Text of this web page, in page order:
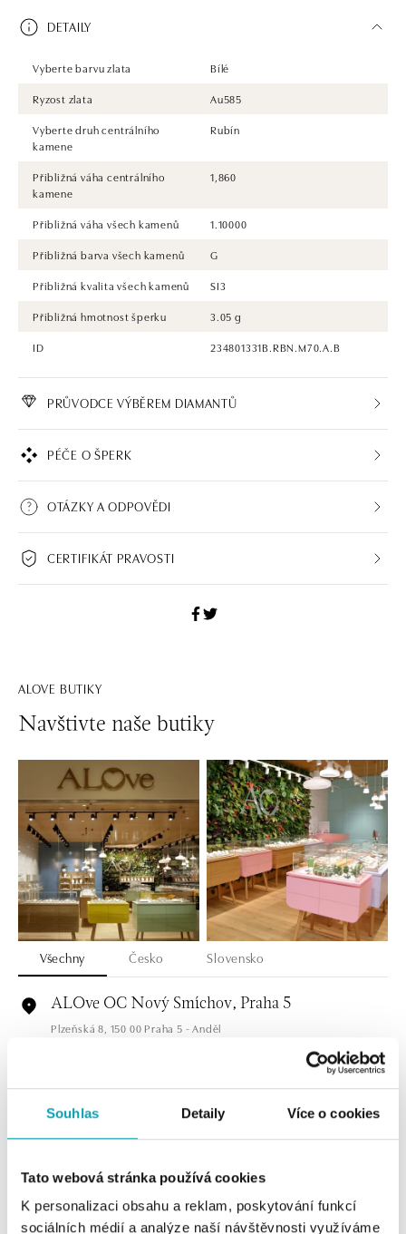
Souhlas Detaily Více o cookies
Tato webová stránka používá cookies
K personalizaci obsahu a reklam, poskytování funkcí
sociálních médií a analýze naší návštěvnosti využíváme
DETAILY
Vyberte barvu zlata
Bílé
Ryzost zlata
Au585
Vyberte druh centrálního
kamene
Rubín
Přibližná váha centrálního
kamene
1,860
Přibližná váha všech kamenů
1.10000
Přibližná barva všech kamenů
G
Přibližná kvalita všech kamenů
SI3
Přibližná hmotnost šperku
3.05 g
ID
234801331B.RBN.M70.A.B
PRŮVODCE VÝBĚREM DIAMANTŮ
PÉČE O ŠPERK
OTÁZKY A ODPOVĚDI
CERTIFIKÁT PRAVOSTI
ALOVE BUTIKY
Navštivte naše butiky
Všechny Česko Slovensko
ALOve OC Nový Smíchov, Praha 5
Plzeňská 8, 150 00 Praha 5 - Anděl
ALOve OC Olympia, Brno
U Dálnice 777, 664 42 Brno
dnes otevřeno do 21:00
ALOve Westfield Černý most, Praha 9